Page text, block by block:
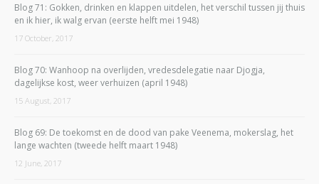
Blog 71: Gokken, drinken en klappen uitdelen, het verschil tussen jij thuis
en ik hier, ik walg ervan (eerste helft mei 1948)
17 October, 2017
Blog 70: Wanhoop na overlijden, vredesdelegatie naar Djogja,
dagelijkse kost, weer verhuizen (april 1948)
15 August, 2017
Blog 69: De toekomst en de dood van pake Veenema, mokerslag, het
lange wachten (tweede helft maart 1948)
12 June, 2017